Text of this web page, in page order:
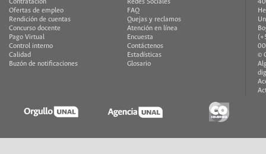
Contratación
Ofertas de empleo
Rendición de cuentas
Concurso docente
Pago Virtual
Control interno
Calidad
Buzón de notificaciones
Redes Sociales
FAQ
Quejas y reclamos
Atención en línea
Encuesta
Contáctenos
Estadísticas
Glosario
©